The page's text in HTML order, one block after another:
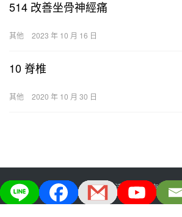
514 改善坐骨神經痛
其他 2023 年 10 月 16 日
10 脊椎
其他 2020 年 10 月 30 日
大宅生活美学股份有限公司